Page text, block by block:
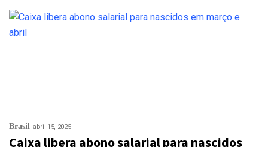
Brasil abril 15, 2025
Caixa libera abono salarial para nascidos